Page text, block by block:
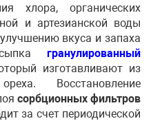
хлора, органических
и артезианской воды
вкуса и запаха
гранулированный
изготавливают из
Восстановление
сорбционных фильтров
за счет периодической